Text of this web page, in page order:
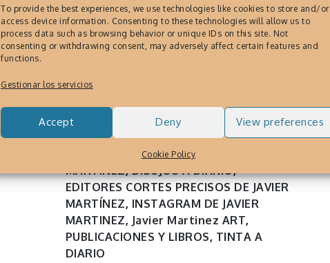
To provide the best experiences, we use technologies like cookies to store and/or
access device information. Consenting to these technologies will allow us to
process data such as browsing behavior or unique IDs on this site. Not
consenting or withdrawing consent, may adversely affect certain features and
functions.
Gestionar los servicios
Accept Deny View preferences
Cookie Policy
BOOKS AND PUBLICATIONS BY JAVIER
MARTINEZ,DIBUJOS A DIARIO,
EDITORES CORTES PRECISOS DE JAVIER
MARTÍNEZ, INSTAGRAM DE JAVIER
MARTINEZ, Javier Martinez ART,
PUBLICACIONES Y LIBROS, TINTA A
DIARIO